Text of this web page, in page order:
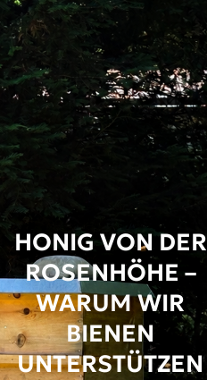
HONIG VON DER
ROSENHÖHE –
WARUM WIR
BIENEN
UNTERSTÜTZEN